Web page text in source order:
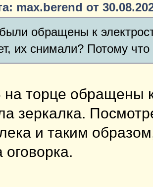
max.berend от
обращены к
их снимали? Потому
на торце обращены
зеркалка.
и таким